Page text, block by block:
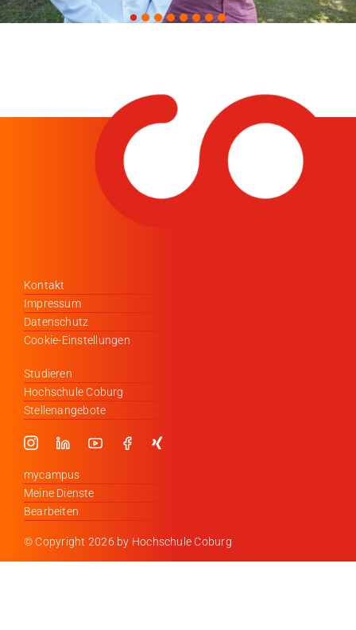
Kontakt
Impressum
Datenschutz
Cookie-Einstellungen
Studieren
Hochschule Coburg
Stellenangebote
mycampus
Meine Dienste
Bearbeiten
© Copyright 2026 by Hochschule Coburg